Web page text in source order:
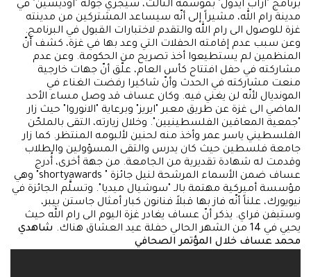
برنامج "أراب آيدول" بموسمه الثالث، سيجري جولة "أوديشين" في
مدينة رام الله، مشيراً إلى أنّه سيساعد المشتركين من مدينته
غزة للوصول الى رام الله والتقدم لاختبارات القبول في البرنامج.
وعن سبب عدم إقامته الحفلات التي وعد بها في غزة، كشف أنّ
المنظمين لم يستطيعوا أخذ تصريح من الحكومة. وعن عدم
مشاركته في حفل افتتاح كأس العام، علّق أنّ جهات خارجية
منعت مشاركته في الحدث وأنّ شاكيرا رفضت الغناء في
المونديال لأنّه لن يغني فيه. وكان عساف قد وصل مساء الأحد
الماضي الى غزة عن طريق معبر "ايريز" وبرعاية "الانوروا" حيث زار
"جمعية المعاقين الفلسطينيين". وخلال زيارته، التقى بالملحّن
الفلسطيني ياسر عمر وأخذ منه لحنين لألبومه المنتظر. كما زار
جامعة فلسطين حيث كان يدرس والتقى المسؤولين والطلاب
وقدمت له شهادة تقديرية من الجامعة. من جهة أخرى، أُدرج
عساف ضمن الأسماء المرشحة لنيل جائزة " shortyawards" وهي
مؤسسة أميركية مهتمة بالـ "سوشيال ميديا". وتسلَّم الجائزة في
نيويورك، علناً أنّه فاز بها قبلاً فنانون كبار أمثال جاستن بيبر،
وستيفن فراي. يذكر أنّ عساف يغادر غزة اليوم الى رام الله حيث
يحيي في 14 من الشهر الحالي حفلة عيد العشاق هناك.
شاهدي
محمد عساف خلال المؤتمر الصحافي